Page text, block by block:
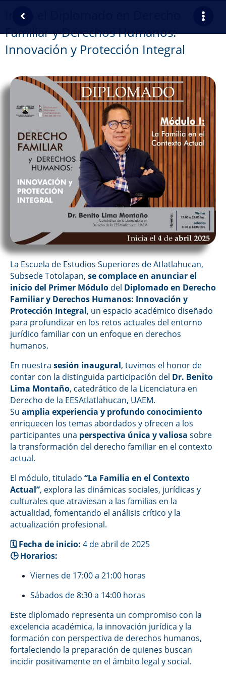
Inicia el Diplomado en Derecho
Familiar y Derechos Humanos:
Innovación y Protección Integral
La Escuela de Estudios Superiores de Atlatlahucan,
Subsede Totolapan, se complace en anunciar el
inicio del Primer Módulo del Diplomado en Derecho
Familiar y Derechos Humanos: Innovación y
Protección Integral, un espacio académico diseñado
para profundizar en los retos actuales del entorno
jurídico familiar con un enfoque en derechos
humanos.
En nuestra sesión inaugural, tuvimos el honor de
contar con la distinguida participación del Dr. Benito
Lima Montaño, catedrático de la Licenciatura en
Derecho de la EESAtlatlahucan, UAEM.
Su amplia experiencia y profundo conocimiento
enriquecen los temas abordados y ofrecen a los
participantes una perspectiva única y valiosa sobre
la transformación del derecho familiar en el contexto
actual.
El módulo, titulado “La Familia en el Contexto
Actual”, explora las dinámicas sociales, jurídicas y
culturales que atraviesan a las familias en la
actualidad, fomentando el análisis crítico y la
actualización profesional.
🗓 Fecha de inicio: 4 de abril de 2025
🕒 Horarios:
Viernes de 17:00 a 21:00 horas
Sábados de 8:30 a 14:00 horas
Este diplomado representa un compromiso con la
excelencia académica, la innovación jurídica y la
formación con perspectiva de derechos humanos,
fortaleciendo la preparación de quienes buscan
incidir positivamente en el ámbito legal y social.